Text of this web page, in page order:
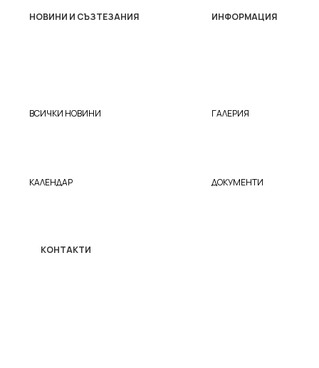
НОВИНИ И СЪЗТЕЗАНИЯ
ВСИЧКИ НОВИНИ
КАЛЕНДАР
ИНФОРМАЦИЯ
ГАЛЕРИЯ
ДОКУМЕНТИ
КОНТАКТИ